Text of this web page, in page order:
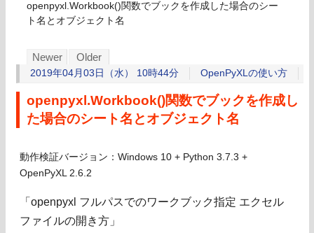
openpyxl.Workbook()関数でブックを作成した場合のシー
ト名とオブジェクト名
Newer Older
2019年04月03日（水） 10時44分 OpenPyXLの使い方
openpyxl.Workbook()関数でブックを作成し
た場合のシート名とオブジェクト名
動作検証バージョン：Windows 10 + Python 3.7.3 +
OpenPyXL 2.6.2
「openpyxl フルパスでのワークブック指定 エクセル
ファイルの開き方」